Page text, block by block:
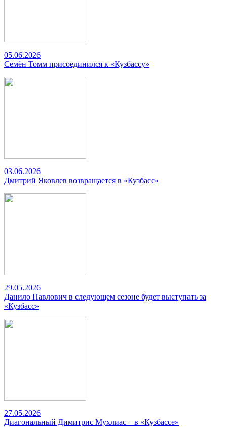
05.06.2026
Семён Томм присоединился к «Кузбассу»
03.06.2026
Дмитрий Яковлев возвращается в «Кузбасс»
29.05.2026
Данило Павлович в следующем сезоне будет выступать за
«Кузбасс»
27.05.2026
Диагональный Димитрис Мухлиас – в «Кузбассе»